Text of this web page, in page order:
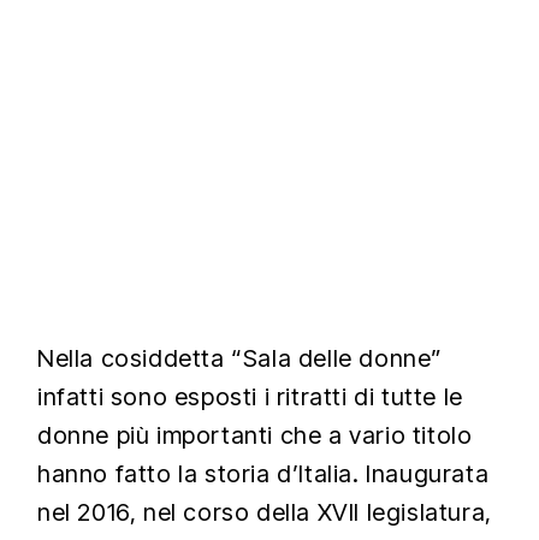
Nella cosiddetta “Sala delle donne”
infatti sono esposti i ritratti di tutte le
donne più importanti che a vario titolo
hanno fatto la storia d’Italia. Inaugurata
nel 2016, nel corso della XVII legislatura,